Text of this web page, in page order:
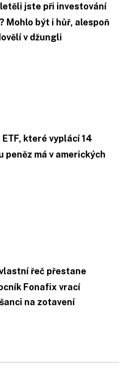
jste při investování
Mohlo být i hůř, alespoň
v džungli
ETF, které vyplácí 14
peněz má v amerických
řeč přestane
Fonafix vrací
na zotavení